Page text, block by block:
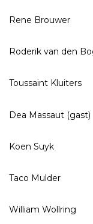
Rene
Roderik van den
Toussaint
Dea
Koen
Taco
William